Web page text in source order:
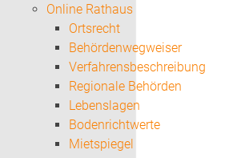
Online Rathaus
Ortsrecht
Behördenwegweiser
Verfahrensbeschreibung
Regionale Behörden
Lebenslagen
Bodenrichtwerte
Mietspiegel